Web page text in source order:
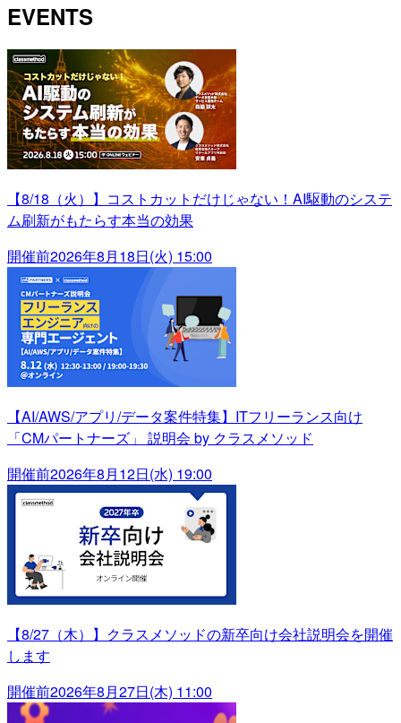
EVENTS
【8/18（火）】コストカットだけじゃない！AI駆動のシステ
ム刷新がもたらす本当の効果
開催前2026年8月18日(火) 15:00
【AI/AWS/アプリ/データ案件特集】ITフリーランス向け
「CMパートナーズ」 説明会 by クラスメソッド
開催前2026年8月12日(水) 19:00
【8/27（木）】クラスメソッドの新卒向け会社説明会を開催
します
開催前2026年8月27日(木) 11:00